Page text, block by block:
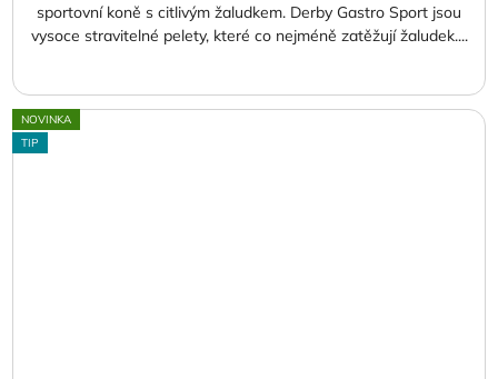
sportovní koně s citlivým žaludkem. Derby Gastro Sport jsou
vysoce stravitelné pelety, které co nejméně zatěžují žaludek....
NOVINKA
TIP